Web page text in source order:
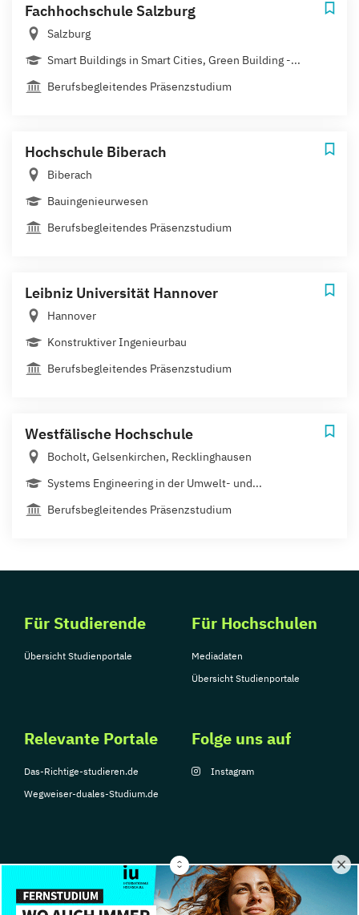
Fachhochschule Salzburg
Salzburg
Smart Buildings in Smart Cities, Green Building -...
Berufsbegleitendes Präsenzstudium
Hochschule Biberach
Biberach
Bauingenieurwesen
Berufsbegleitendes Präsenzstudium
Leibniz Universität Hannover
Hannover
Konstruktiver Ingenieurbau
Berufsbegleitendes Präsenzstudium
Westfälische Hochschule
Bocholt, Gelsenkirchen, Recklinghausen
Systems Engineering in der Umwelt- und...
Berufsbegleitendes Präsenzstudium
Für Studierende
Übersicht Studienportale
Für Hochschulen
Mediadaten
Übersicht Studienportale
Relevante Portale
Das-Richtige-studieren.de
Wegweiser-duales-Studium.de
Folge uns auf
Instagram
© Copyright 2026, TarGroup Media GmbH